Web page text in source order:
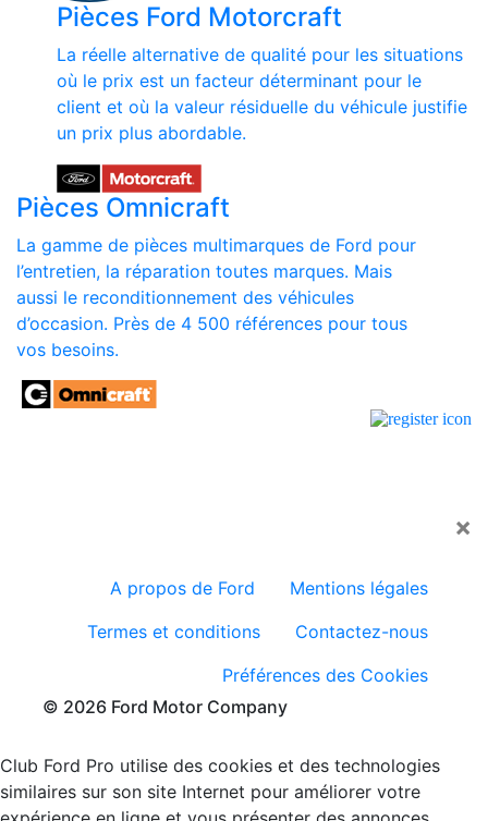
Pièces Ford Motorcraft
La réelle alternative de qualité pour les situations
où le prix est un facteur déterminant pour le
client et où la valeur résiduelle du véhicule justifie
un prix plus abordable.
Pièces Omnicraft
La gamme de pièces multimarques de Ford pour
l’entretien, la réparation toutes marques. Mais
aussi le reconditionnement des véhicules
d’occasion. Près de 4 500 références pour tous
vos besoins.
×
A propos de Ford
Mentions légales
Termes et conditions
Contactez-nous
Préférences des Cookies
© 2026 Ford Motor Company
Club Ford Pro utilise des cookies et des technologies
similaires sur son site Internet pour améliorer votre